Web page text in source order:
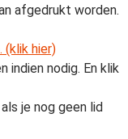
afgedrukt worden.
(klik hier)
indien nodig. En klik
je nog geen lid